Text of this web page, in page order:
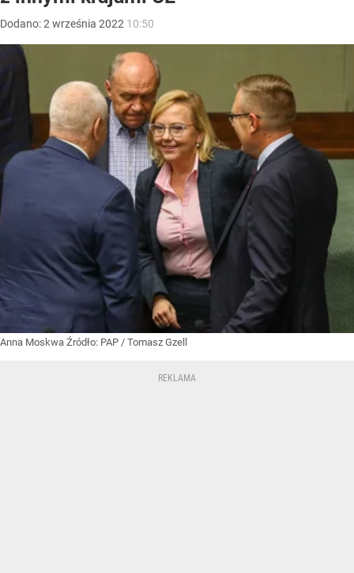
Dodano:2 września 2022 10:50
Anna Moskwa Źródło: PAP / Tomasz Gzell